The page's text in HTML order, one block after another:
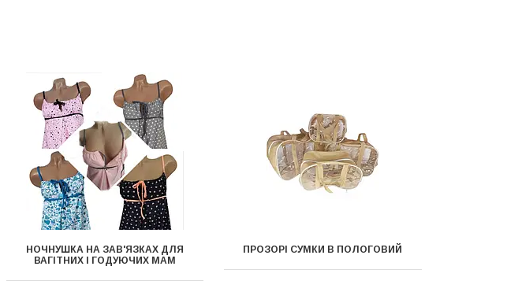
НОЧНУШКА НА ЗАВ'ЯЗКАХ ДЛЯ
ВАГІТНИХ І ГОДУЮЧИХ МАМ
ПРОЗОРІ СУМКИ В ПОЛОГОВИЙ